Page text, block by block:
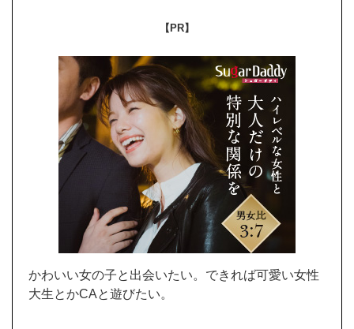
【PR】